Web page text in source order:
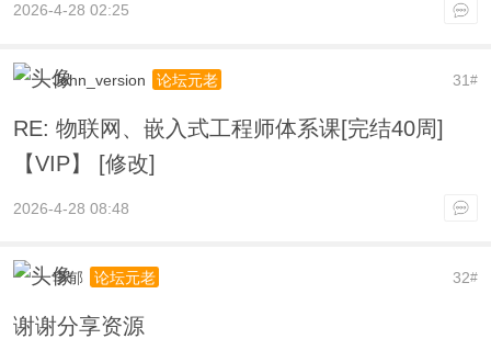
2026-4-28 02:25
31#
John_version 论坛元老
RE: 物联网、嵌入式工程师体系课[完结40周]
【VIP】 [修改]
2026-4-28 08:48
32#
李郁 论坛元老
谢谢分享资源